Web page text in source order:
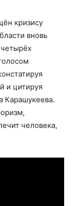
кризису
вновь
и цитируя
Карашукеева.
человека,